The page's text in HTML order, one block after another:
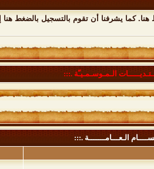
هنا. كما يشرفنا أن تقوم بالتسجيل بالضغط هنا
الـمـوسـمـيـّة .:::
الـعـــامـــــــة .:::